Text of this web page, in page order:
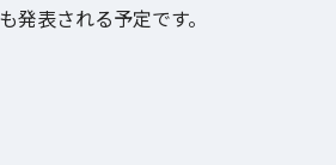
発表される予定です。